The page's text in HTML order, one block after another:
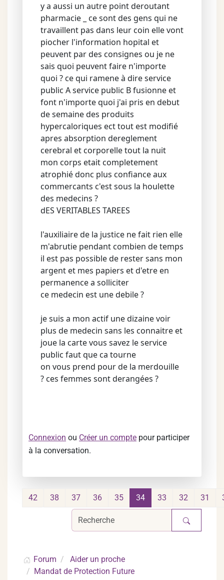
y a aussi un autre point deroutant
pharmacie _ ce sont des gens qui ne
travaillent pas dans leur coin elle vont
piocher l'information hopital et
peuvent par des consignes ou je ne
sais quoi peuvent faire n'importe
quoi ? ce qui ramene à dire service
public A service public B fusionne et
font n'importe quoi j'ai pris en debut
de semaine des produits
hypercaloriques ect tout est modifié
apres absorption dereglement
cerebral et corporelle tout la nuit
mon corps etait completement
atrophié donc plus confiance aux
commercants c'est sous la houlette
des medecins ?
dES VERITABLES TAREES
l'auxiliaire de la justice ne fait rien elle
m'abrutie pendant combien de temps
il est pas possible de rester sans mon
argent et mes papiers et d'etre en
permanence a solliciter
ce medecin est une debile ?
je suis a mon actif une dizaine voir
plus de medecin sans les connaitre et
joue la carte vous savez le service
public faut que ca tourne
on vous prend pour de la merdouille
? ces femmes sont derangées ?
Connexion ou Créer un compte pour participer
à la conversation.
31
32
33
34
35
36
37
38
42
Forum
Aider un proche
Mandat de Protection Future